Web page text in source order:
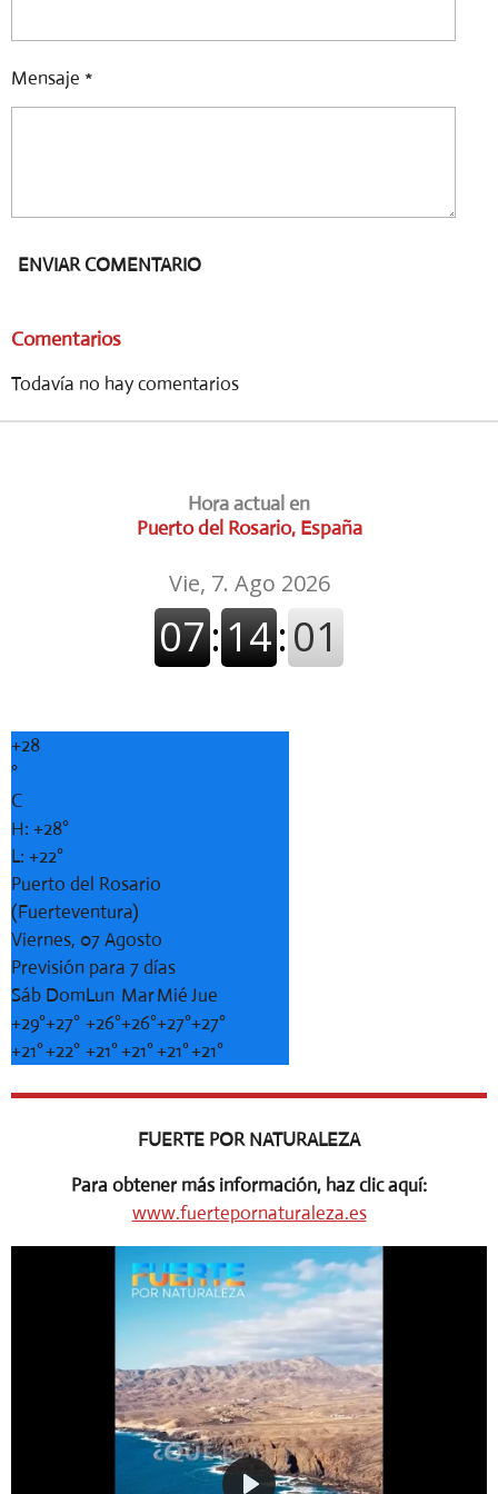
Mensaje *
ENVIAR COMENTARIO
Comentarios
Todavía no hay comentarios
Hora actual en
Puerto del Rosario, España
+28
°
C
H: +28°
L: +22°
Puerto del Rosario
(Fuerteventura)
Viernes, 07 Agosto
Previsión para 7 días
Sáb DomLun MarMiéJue
+29°+27° +26°+26°+27°+27°
+21°+22° +21°+21°+21°+21°
FUERTE POR NATURALEZA
Para obtener más información, haz clic aquí:
www.fuertepornaturaleza.es